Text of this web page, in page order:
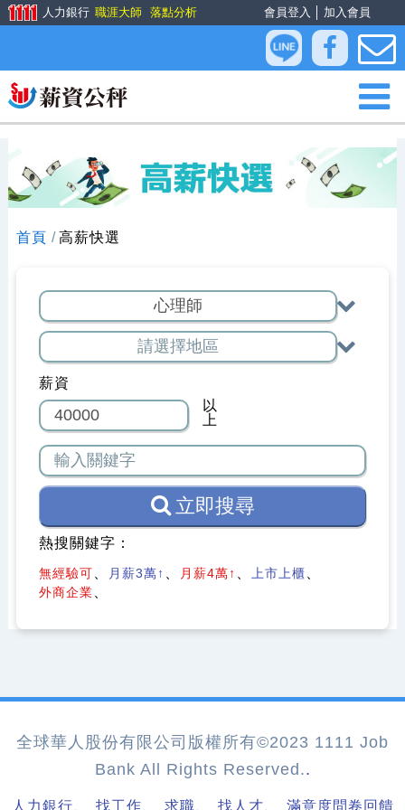
會員登入 加入會員
人力銀行 職涯大師 落點分析
首頁 高薪快選
薪資
以
上
立即搜尋
熱搜關鍵字：
無經驗可 月薪3萬↑ 月薪4萬↑
上市上櫃
外商企業
全球華人股份有限公司版權所有©2023 1111 Job
Bank All Rights Reserved..
人力銀行、 找工作、 求職、 找人才、 滿意度問卷回饋